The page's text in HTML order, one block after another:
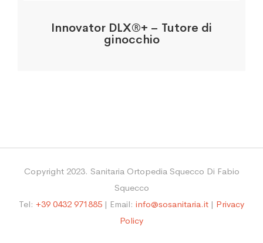
Innovator DLX®+ – Tutore di
ginocchio
Copyright 2023. Sanitaria Ortopedia Squecco Di Fabio
Squecco
Tel: +39 0432 971885 | Email: info@sosanitaria.it | Privacy
Policy